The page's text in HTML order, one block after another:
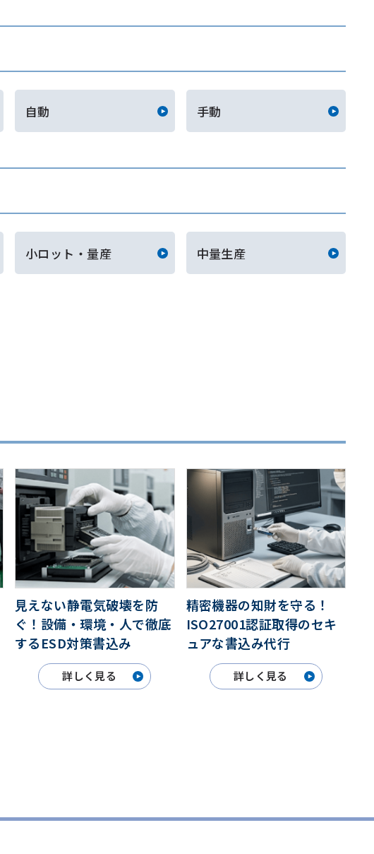
自動 手動
小ロット・量産 中量生産
見えない静電気破壊を防
ぐ！設備・環境・人で徹底
するESD対策書込み
詳しく見る
精密機器の知財を守る！
ISO27001認証取得のセキ
ュアな書込み代行
詳しく見る